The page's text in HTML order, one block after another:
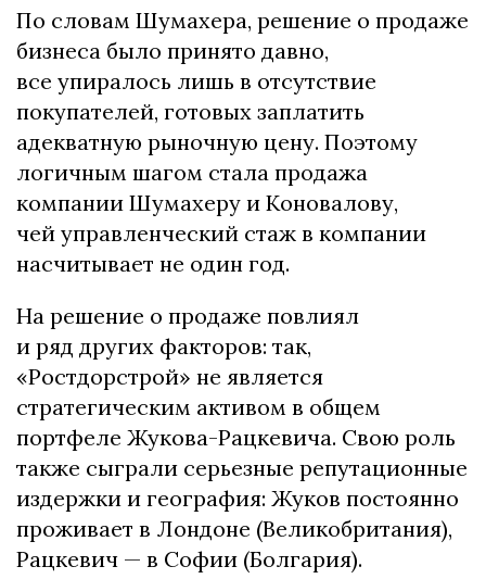
По словам Шумахера, решение о продаже
бизнеса было принято давно,
все упиралось лишь в отсутствие
покупателей, готовых заплатить
адекватную рыночную цену. Поэтому
логичным шагом стала продажа
компании Шумахеру и Коновалову,
чей управленческий стаж в компании
насчитывает не один год.
На решение о продаже повлиял
и ряд других факторов: так,
«Ростдорстрой» не является
стратегическим активом в общем
портфеле Жукова-Рацкевича. Свою роль
также сыграли серьезные репутационные
издержки и география: Жуков постоянно
проживает в Лондоне (Великобритания),
Рацкевич — в Софии (Болгария).